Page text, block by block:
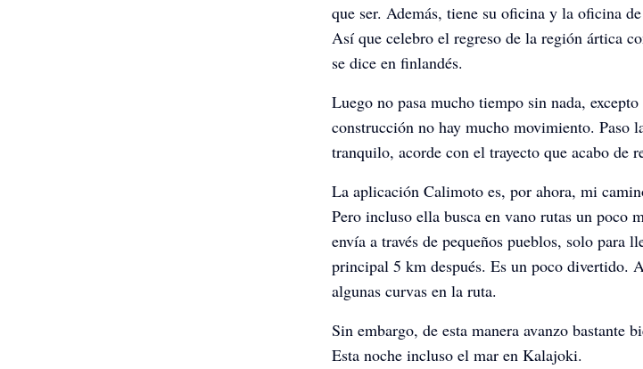
que ser. Además, tiene su oficina y la oficina
Así que celebro el regreso de la región ártica
se dice en finlandés.
Luego no pasa mucho tiempo sin nada,
construcción no hay mucho movimiento. Paso
tranquilo, acorde con el trayecto que acabo de
La aplicación Calimoto es, por ahora, mi
Pero incluso ella busca en vano rutas un poco
envía a través de pequeños pueblos, solo para
principal 5 km después. Es un poco divertido.
algunas curvas en la ruta.
Sin embargo, de esta manera avanzo bastante
Esta noche incluso el mar en Kalajoki.